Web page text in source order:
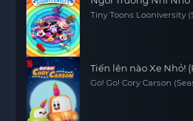
Tiny Toons Looniversity
Tiến lên nào Xe Nhỏ!
Go! Go! Cory Carson